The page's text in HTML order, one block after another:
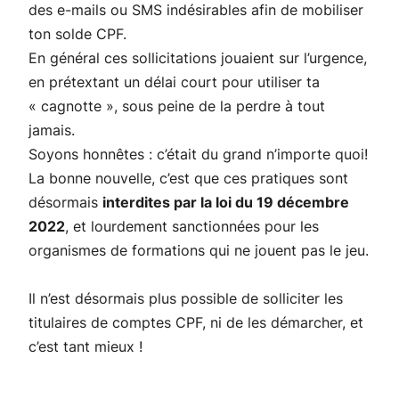
des e-mails ou SMS indésirables afin de mobiliser
ton solde CPF.
En général ces sollicitations jouaient sur l’urgence,
en prétextant un délai court pour utiliser ta
« cagnotte », sous peine de la perdre à tout
jamais.
Soyons honnêtes : c’était du grand n’importe quoi!
La bonne nouvelle, c’est que ces pratiques sont
désormais interdites par la loi du 19 décembre
2022, et lourdement sanctionnées pour les
organismes de formations qui ne jouent pas le jeu.
Il n’est désormais plus possible de solliciter les
titulaires de comptes CPF, ni de les démarcher, et
c’est tant mieux !